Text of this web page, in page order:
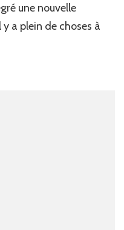
une nouvelle
a plein de choses à